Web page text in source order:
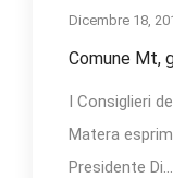
Dicembre 18,
Comune Mt,
I Consiglieri
Matera
Presidente Di...